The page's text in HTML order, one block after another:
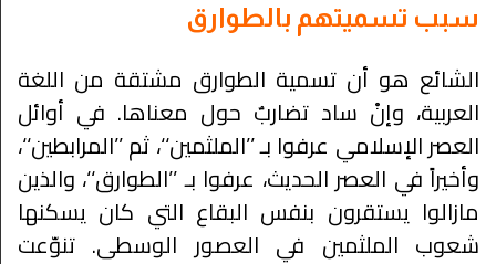
سبب تسميتهم بالطوارق
الشائع هو أن تسمية الطوارق مشتقة من اللغة
العربية، وإنْ ساد تضاربٌ حول معناها. في أوائل
العصر الإسلامي عرفوا بـ ’’الملثمين‘‘، ثم ’’المرابطين‘‘،
وأخيراً في العصر الحديث، عرفوا بـ ’’الطوارق‘‘، والذين
مازالوا يستقرون بنفس البقاع التي كان يسكنها
شعوب الملثمين في العصور الوسطى. تنوّعت